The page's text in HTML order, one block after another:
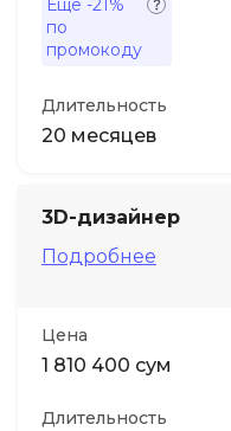
Ещё -21%
по
промокоду
Длительность
20 месяцев
3D-дизайнер
Подробнее
Цена
1 810 400 сум
Длительность